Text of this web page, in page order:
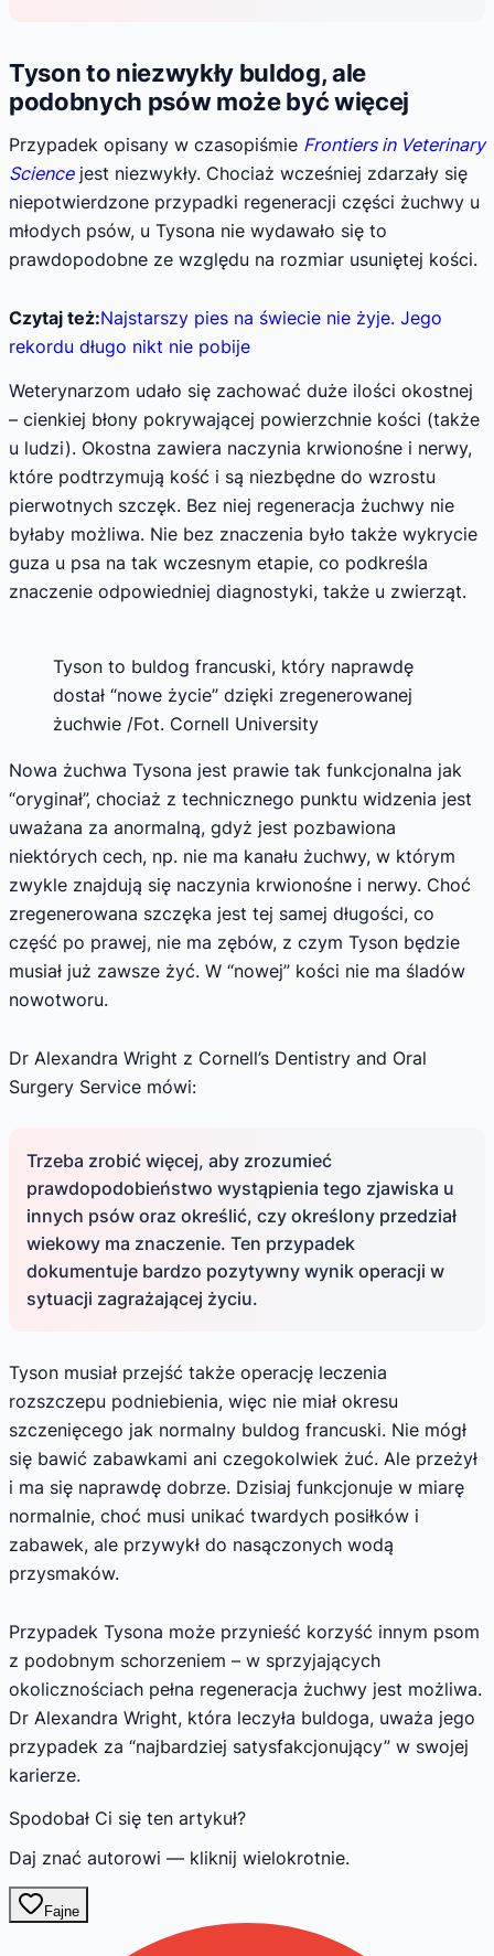
Tyson to niezwykły buldog, ale
podobnych psów może być więcej
Przypadek opisany w czasopiśmie Frontiers in Veterinary
Sciencejest niezwykły. Chociaż wcześniej zdarzały się
niepotwierdzone przypadki regeneracji części żuchwy u
młodych psów, u Tysona nie wydawało się to
prawdopodobne ze względu na rozmiar usuniętej kości.
Czytaj też:Najstarszy pies na świecie nie żyje. Jego
rekordu długo nikt nie pobije
Weterynarzom udało się zachować duże ilości okostnej
– cienkiej błony pokrywającej powierzchnie kości (także
u ludzi). Okostna zawiera naczynia krwionośne i nerwy,
które podtrzymują kość i są niezbędne do wzrostu
pierwotnych szczęk. Bez niej regeneracja żuchwy nie
byłaby możliwa. Nie bez znaczenia było także wykrycie
guza u psa na tak wczesnym etapie, co podkreśla
znaczenie odpowiedniej diagnostyki, także u zwierząt.
Tyson to buldog francuski, który naprawdę
dostał “nowe życie” dzięki zregenerowanej
żuchwie /Fot. Cornell University
Nowa żuchwa Tysona jest prawie tak funkcjonalna jak
“oryginał”, chociaż z technicznego punktu widzenia jest
uważana za anormalną, gdyż jest pozbawiona
niektórych cech, np. nie ma kanału żuchwy, w którym
zwykle znajdują się naczynia krwionośne i nerwy. Choć
zregenerowana szczęka jest tej samej długości, co
część po prawej, nie ma zębów, z czym Tyson będzie
musiał już zawsze żyć. W “nowej” kości nie ma śladów
nowotworu.
Dr Alexandra Wright z Cornell’s Dentistry and Oral
Surgery Service mówi:
Trzeba zrobić więcej, aby zrozumieć
prawdopodobieństwo wystąpienia tego zjawiska u
innych psów oraz określić, czy określony przedział
wiekowy ma znaczenie. Ten przypadek
dokumentuje bardzo pozytywny wynik operacji w
sytuacji zagrażającej życiu.
Tyson musiał przejść także operację leczenia
rozszczepu podniebienia, więc nie miał okresu
szczenięcego jak normalny buldog francuski. Nie mógł
się bawić zabawkami ani czegokolwiek żuć. Ale przeżył
i ma się naprawdę dobrze. Dzisiaj funkcjonuje w miarę
normalnie, choć musi unikać twardych posiłków i
zabawek, ale przywykł do nasączonych wodą
przysmaków.
Przypadek Tysona może przynieść korzyść innym psom
z podobnym schorzeniem – w sprzyjających
okolicznościach pełna regeneracja żuchwy jest możliwa.
Dr Alexandra Wright, która leczyła buldoga, uważa jego
przypadek za “najbardziej satysfakcjonujący” w swojej
karierze.
Spodobał Ci się ten artykuł?
Daj znać autorowi — kliknij wielokrotnie.
Fajne